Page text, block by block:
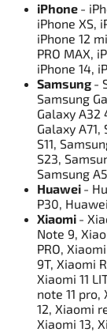
iPhone -
iPhone XS,
iPhone 12
PRO MAX,
iPhone 14,
Samsung -
Samsung
Galaxy A32
Galaxy
S11,
S23,
Samsung
Huawei -
P30,
Xiaomi -
Note 9,
PRO,
9T, Xiaomi
Xiaomi 11
note 11
12, Xiaomi
Xiaomi 13,